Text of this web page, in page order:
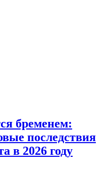
бременем:
последствия
в 2026 году